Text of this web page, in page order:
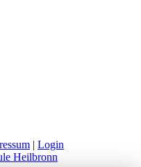
| Login
Heilbronn